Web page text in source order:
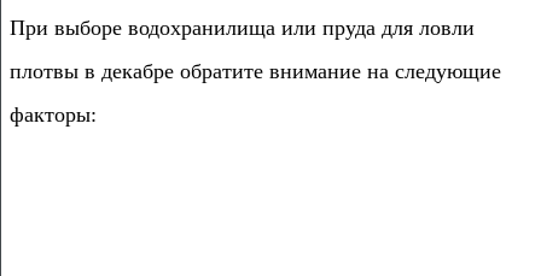
При выборе водохранилища или пруда для ловли
плотвы в декабре обратите внимание на следующие
факторы: